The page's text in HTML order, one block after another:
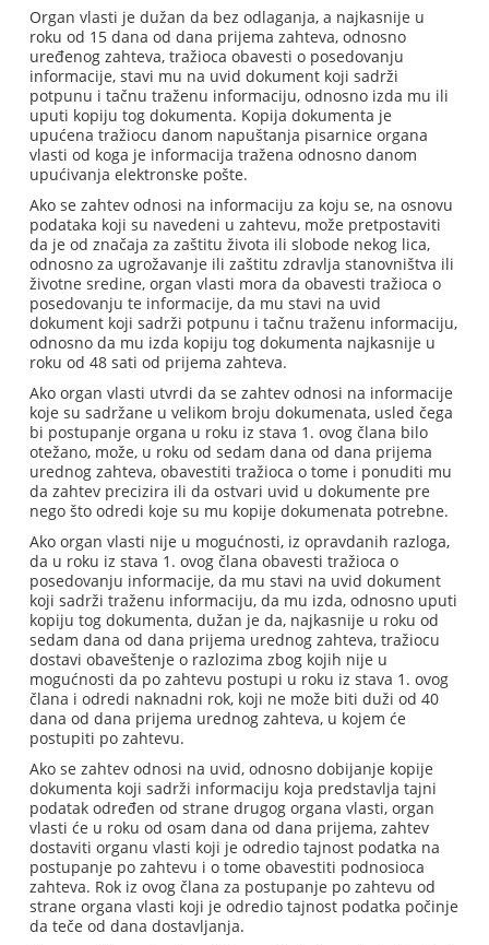
Organ vlasti je dužan da bez odlaganja, a najkasnije u
roku od 15 dana od dana prijema zahteva, odnosno
uređenog zahteva, tražioca obavesti o posedovanju
informacije, stavi mu na uvid dokument koji sadrži
potpunu i tačnu traženu informaciju, odnosno izda mu ili
uputi kopiju tog dokumenta. Kopija dokumenta je
upućena tražiocu danom napuštanja pisarnice organa
vlasti od koga je informacija tražena odnosno danom
upućivanja elektronske pošte.
Ako se zahtev odnosi na informaciju za koju se, na osnovu
podataka koji su navedeni u zahtevu, može pretpostaviti
da je od značaja za zaštitu života ili slobode nekog lica,
odnosno za ugrožavanje ili zaštitu zdravlja stanovništva ili
životne sredine, organ vlasti mora da obavesti tražioca o
posedovanju te informacije, da mu stavi na uvid
dokument koji sadrži potpunu i tačnu traženu informaciju,
odnosno da mu izda kopiju tog dokumenta najkasnije u
roku od 48 sati od prijema zahteva.
Ako organ vlasti utvrdi da se zahtev odnosi na informacije
koje su sadržane u velikom broju dokumenata, usled čega
bi postupanje organa u roku iz stava 1. ovog člana bilo
otežano, može, u roku od sedam dana od dana prijema
urednog zahteva, obavestiti tražioca o tome i ponuditi mu
da zahtev precizira ili da ostvari uvid u dokumente pre
nego što odredi koje su mu kopije dokumenata potrebne.
Ako organ vlasti nije u mogućnosti, iz opravdanih razloga,
da u roku iz stava 1. ovog člana obavesti tražioca o
posedovanju informacije, da mu stavi na uvid dokument
koji sadrži traženu informaciju, da mu izda, odnosno uputi
kopiju tog dokumenta, dužan je da, najkasnije u roku od
sedam dana od dana prijema urednog zahteva, tražiocu
dostavi obaveštenje o razlozima zbog kojih nije u
mogućnosti da po zahtevu postupi u roku iz stava 1. ovog
člana i odredi naknadni rok, koji ne može biti duži od 40
dana od dana prijema urednog zahteva, u kojem će
postupiti po zahtevu.
Ako se zahtev odnosi na uvid, odnosno dobijanje kopije
dokumenta koji sadrži informaciju koja predstavlja tajni
podatak određen od strane drugog organa vlasti, organ
vlasti će u roku od osam dana od dana prijema, zahtev
dostaviti organu vlasti koji je odredio tajnost podatka na
postupanje po zahtevu i o tome obavestiti podnosioca
zahteva. Rok iz ovog člana za postupanje po zahtevu od
strane organa vlasti koji je odredio tajnost podatka počinje
da teče od dana dostavljanja.